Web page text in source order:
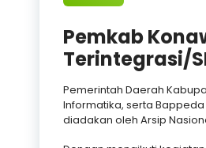
Pemkab
Terintegrasi/
Pemerintah Daerah
Informatika, serta Bappeda
diadakan oleh Arsip